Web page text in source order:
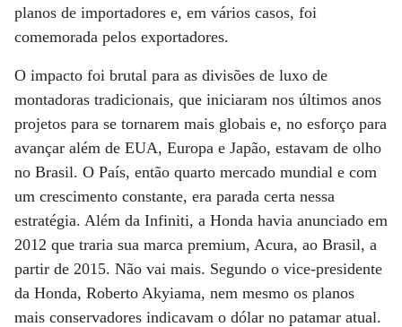
planos de importadores e, em vários casos, foi
comemorada pelos exportadores.
O impacto foi brutal para as divisões de luxo de
montadoras tradicionais, que iniciaram nos últimos anos
projetos para se tornarem mais globais e, no esforço para
avançar além de EUA, Europa e Japão, estavam de olho
no Brasil. O País, então quarto mercado mundial e com
um crescimento constante, era parada certa nessa
estratégia. Além da Infiniti, a Honda havia anunciado em
2012 que traria sua marca premium, Acura, ao Brasil, a
partir de 2015. Não vai mais. Segundo o vice-presidente
da Honda, Roberto Akyiama, nem mesmo os planos
mais conservadores indicavam o dólar no patamar atual.